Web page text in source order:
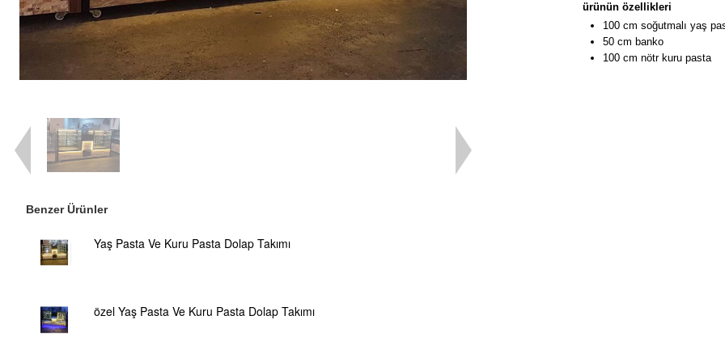
ürünün özellikleri
100 cm soğutmalı yaş
50 cm banko
100 cm nötr kuru pasta
Benzer Ürünler
Yaş Pasta Ve Kuru Pasta Dolap Takımı
özel Yaş Pasta Ve Kuru Pasta Dolap Takımı